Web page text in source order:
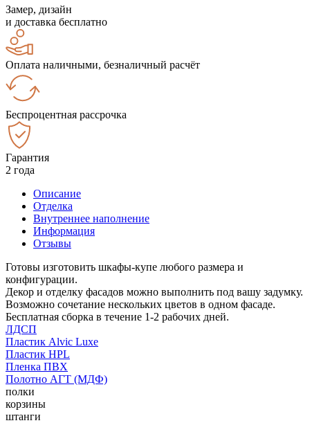
Замер, дизайн
и доставка бесплатно
Оплата наличными, безналичный расчёт
Беспроцентная рассрочка
Гарантия
2 года
Описание
Отделка
Внутреннее наполнение
Информация
Отзывы
Готовы изготовить шкафы-купе любого размера и
конфигурации.
Декор и отделку фасадов можно выполнить под вашу задумку.
Возможно сочетание нескольких цветов в одном фасаде.
Бесплатная сборка в течение 1-2 рабочих дней.
ЛДСП
Пластик Alvic Luxe
Пластик HPL
Пленка ПВХ
Полотно АГТ (МДФ)
полки
корзины
штанги